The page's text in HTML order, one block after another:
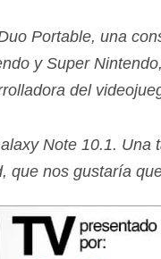
Portable, una
y Super
del
Note 10.1. Una
que nos gustarí­a